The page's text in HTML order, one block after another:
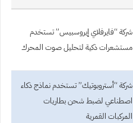
شركة “فايرفلاي إيروسبيس” تستخدم
مستشعرات ذكية لتحليل صوت المحرك
شركة “أستروبوتيك” تستخدم نماذج ذكاء
اصطناعي لضبط شحن بطاريات
المركبات القمرية